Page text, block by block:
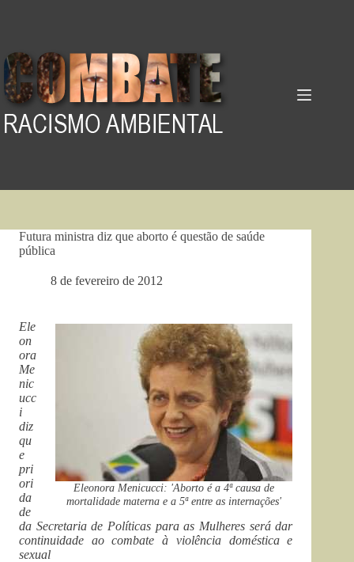
Futura ministra diz que aborto é questão de saúde
pública
8 de fevereiro de 2012
Eleonora Menicucci: 'Aborto é a 4ª causa de
mortalidade materna e a 5ª entre as internações'
Ele
on
ora
Me
nic
ucc
i
diz
qu
e
pri
ori
da
de
da Secretaria de Políticas para as Mulheres será dar
continuidade ao combate à violência doméstica e
sexual